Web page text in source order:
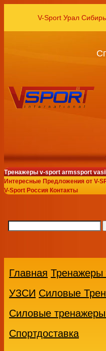
V-Sport Урал
Тренажеры v-sport armssport
Интересные Предложения от V-
V-Sport Россия Контакты
Главная Тренажеры
УЗСИ Силовые
Силовые
Спортдоставка